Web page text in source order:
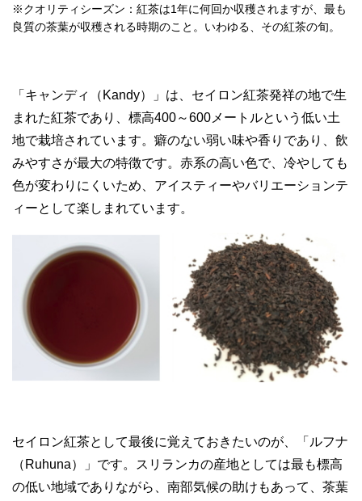
※クオリティシーズン：紅茶は1年に何回か収穫されますが、最も
良質の茶葉が収穫される時期のこと。いわゆる、その紅茶の旬。
「キャンディ（Kandy）」は、セイロン紅茶発祥の地で生
まれた紅茶であり、標高400～600メートルという低い土
地で栽培されています。癖のない弱い味や香りであり、飲
みやすさが最大の特徴です。赤系の高い色で、冷やしても
色が変わりにくいため、アイスティーやバリエーションテ
ィーとして楽しまれています。
セイロン紅茶として最後に覚えておきたいのが、「ルフナ
（Ruhuna）」です。スリランカの産地としては最も標高
の低い地域でありながら、南部気候の助けもあって、茶葉